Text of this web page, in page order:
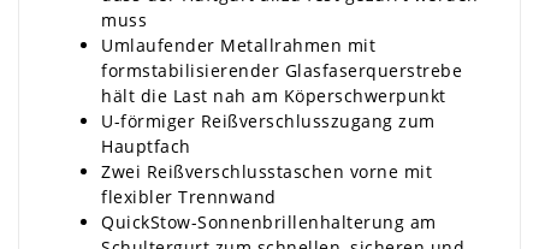
muss
Umlaufender Metallrahmen mit
formstabilisierender Glasfaserquerstrebe
hält die Last nah am Köperschwerpunkt
U-förmiger Reißverschlusszugang zum
Hauptfach
Zwei Reißverschlusstaschen vorne mit
flexibler Trennwand
QuickStow-Sonnenbrillenhalterung am